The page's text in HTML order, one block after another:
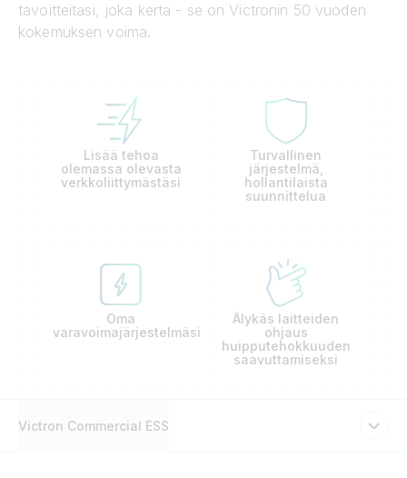
tavoitteitasi, joka kerta - se on Victronin 50 vuoden
kokemuksen voima.
Lisää tehoa
olemassa olevasta
verkkoliittymästäsi
Turvallinen
järjestelmä,
hollantilaista
suunnittelua
Oma
varavoimajärjestelmäsi
Älykäs laitteiden
ohjaus
huipputehokkuuden
saavuttamiseksi
Victron Commercial ESS